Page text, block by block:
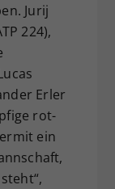
Jurij
224),
Erler
rot-
ein